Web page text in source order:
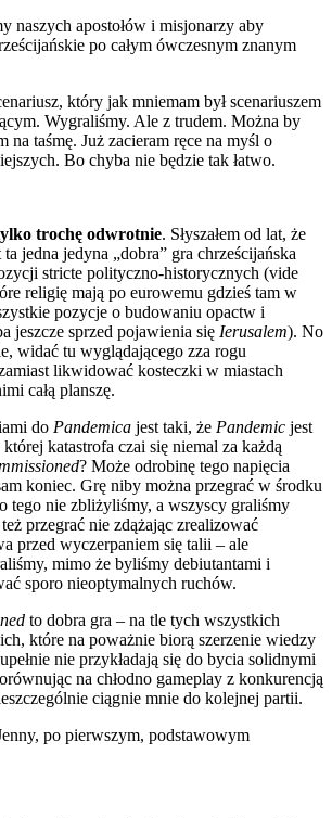
naszych apostołów i misjonarzy aby
po całym ówczesnym znanym
który jak mniemam był scenariuszem
Wygraliśmy. Ale z trudem. Można by
na taśmę. Już zacieram ręce na myśl o
Bo chyba nie będzie tak łatwo.
trochę odwrotnie. Słyszałem od lat, że
ta jedna jedyna „dobra” gra chrześcijańska
stricte polityczno-historycznych (vide
religię mają po eurowemu gdzieś tam w
pozycje o budowaniu opactw i
jeszcze sprzed pojawienia się Ierusalem). No
widać tu wyglądającego zza rogu
likwidować kosteczki w miastach
całą planszę.
do Pandemica jest taki, że Pandemic jest
której katastrofa czai się niemal za każdą
? Może odrobinę tego napięcia
koniec. Grę niby można przegrać w środku
tego nie zbliżyliśmy, a wszyscy graliśmy
przegrać nie zdążając zrealizować
przed wyczerpaniem się talii – ale
mimo że byliśmy debiutantami i
sporo nieoptymalnych ruchów.
to dobra gra – na tle tych wszystkich
które na poważnie biorą szerzenie wiedzy
nie przykładają się do bycia solidnymi
na chłodno gameplay z konkurencją
ciągnie mnie do kolejnej partii.
po pierwszym, podstawowym